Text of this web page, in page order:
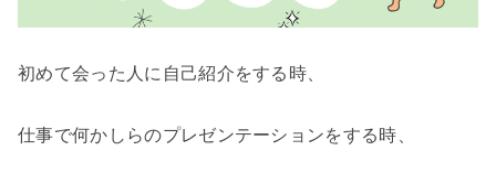
初めて会った人に自己紹介をする時、
仕事で何かしらのプレゼンテーションをする時、